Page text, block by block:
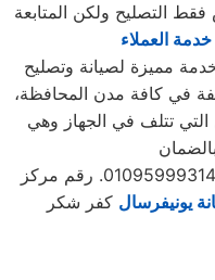
التصليح ولكن المتابعة
خدمة العملاء
مميزة لصيانة وتصليح
في كافة مدن المحافظة،
تتلف في الجهاز وهي
يونيفرسال